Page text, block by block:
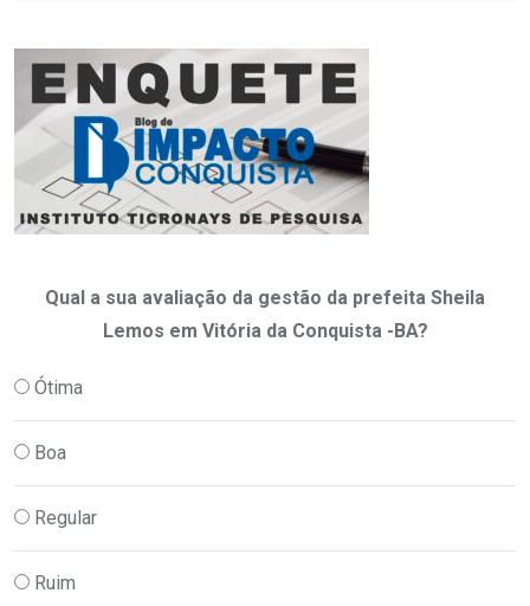
Qual a sua avaliação da gestão da prefeita Sheila
Lemos em Vitória da Conquista -BA?
Ótima
Boa
Regular
Ruim